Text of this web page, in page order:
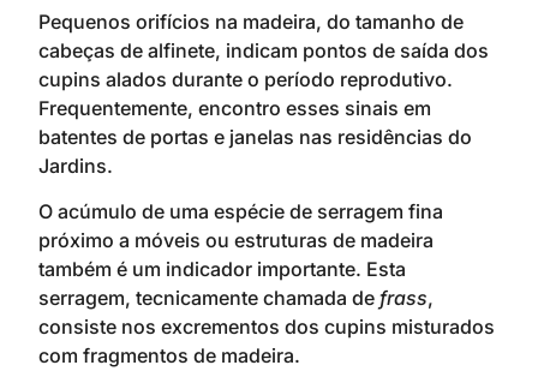
Pequenos orifícios na madeira, do tamanho de
cabeças de alfinete, indicam pontos de saída dos
cupins alados durante o período reprodutivo.
Frequentemente, encontro esses sinais em
batentes de portas e janelas nas residências do
Jardins.
O acúmulo de uma espécie de serragem fina
próximo a móveis ou estruturas de madeira
também é um indicador importante. Esta
serragem, tecnicamente chamada de frass,
consiste nos excrementos dos cupins misturados
com fragmentos de madeira.